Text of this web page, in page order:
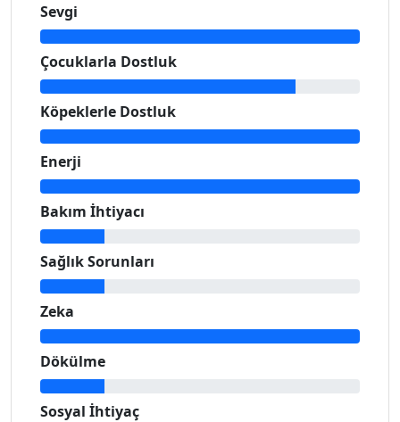
Sevgi
Çocuklarla Dostluk
Köpeklerle Dostluk
Enerji
Bakım İhtiyacı
Sağlık Sorunları
Zeka
Dökülme
Sosyal İhtiyaç